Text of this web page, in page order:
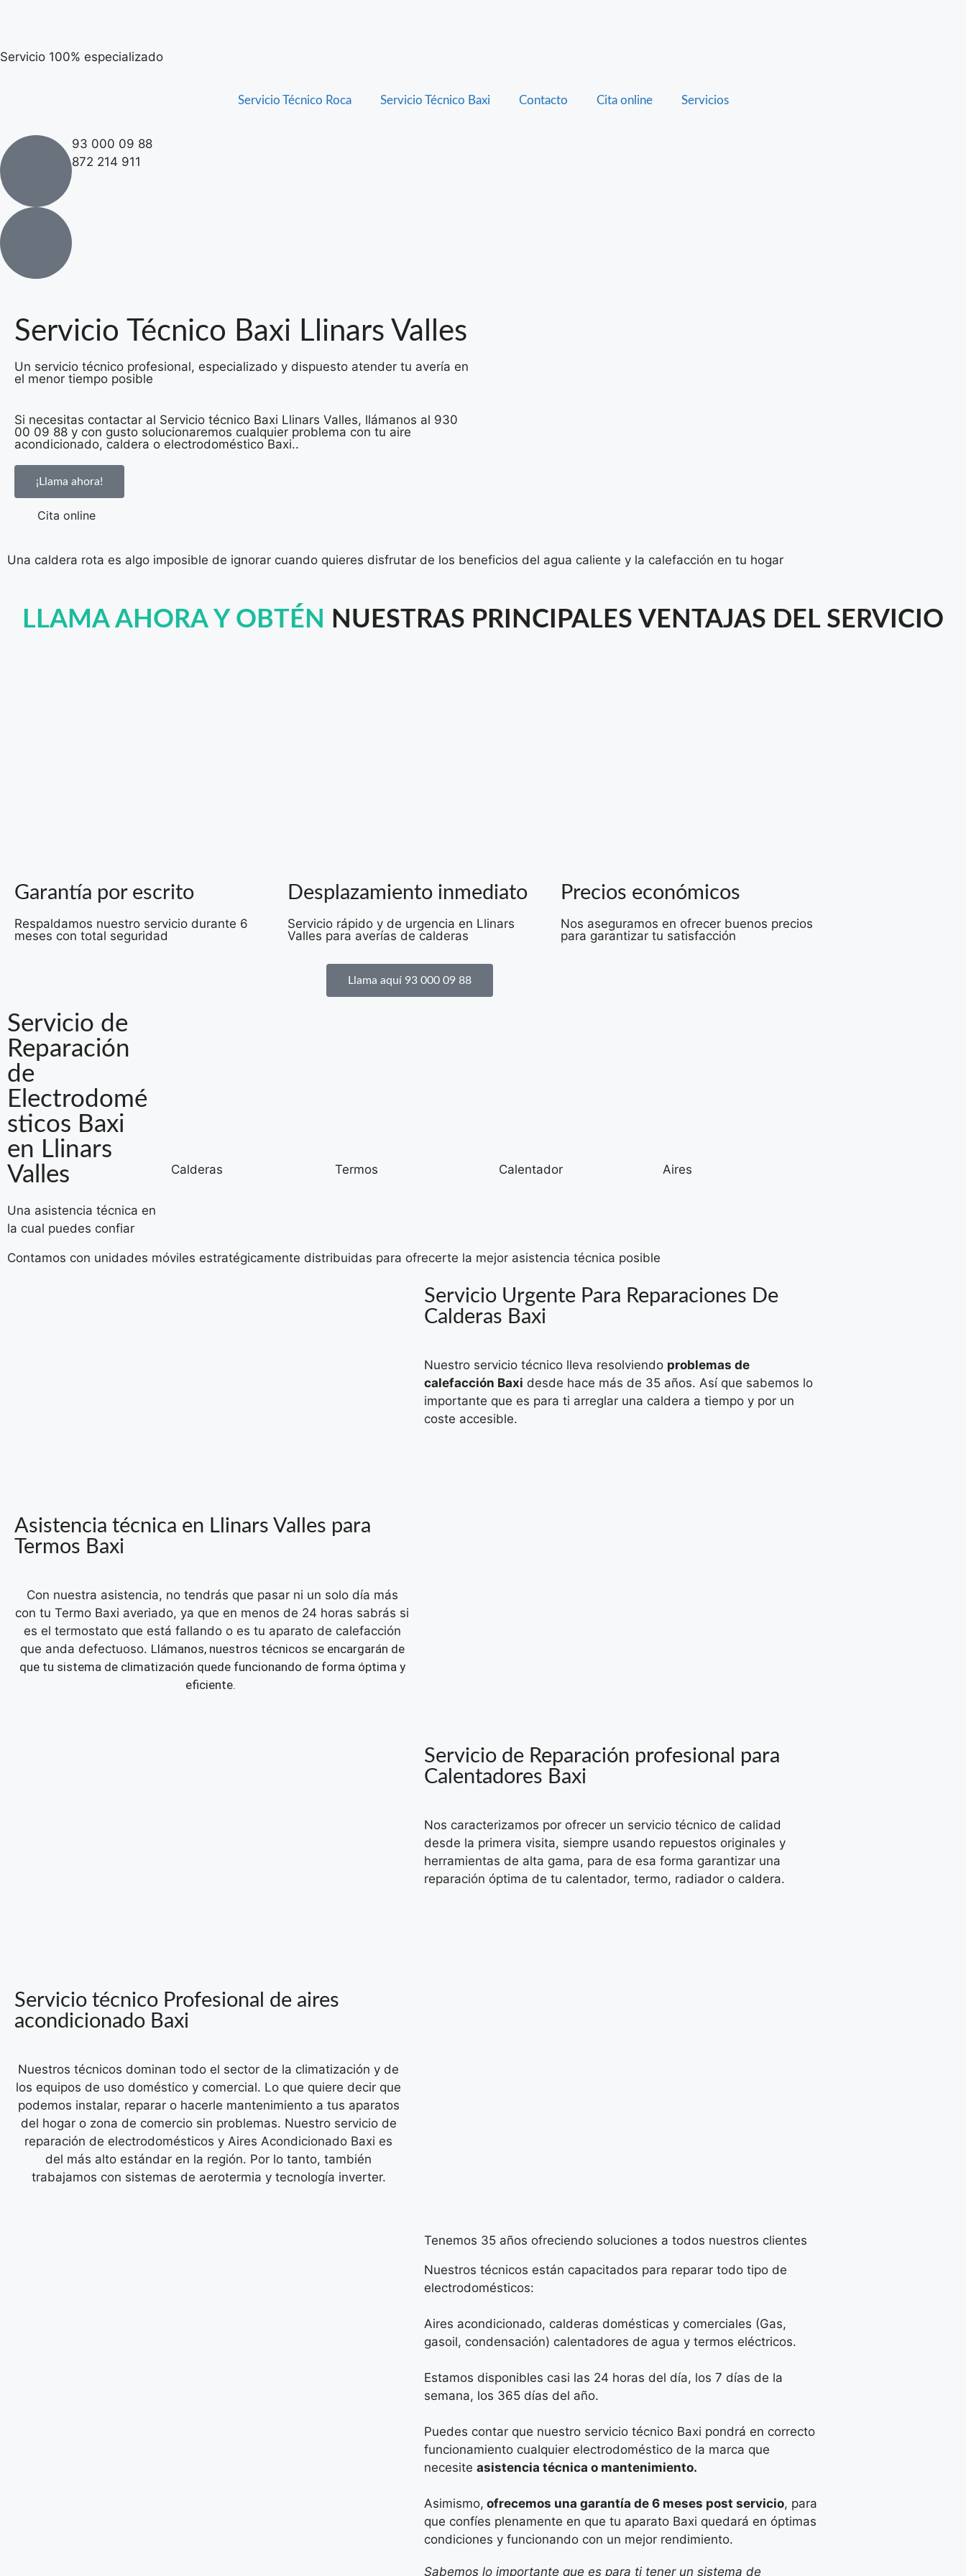
Servicio 100% especializado
Servicio Técnico Roca Servicio Técnico Baxi Contacto Cita online Servicios
93 000 09 88
872 214 911
Servicio Técnico Baxi Llinars Valles
Un servicio técnico profesional, especializado y dispuesto atender tu avería en
el menor tiempo posible
Si necesitas contactar al Servicio técnico Baxi Llinars Valles, llámanos al 930
00 09 88 y con gusto solucionaremos cualquier problema con tu aire
acondicionado, caldera o electrodoméstico Baxi..
¡Llama ahora!
Cita online
Una caldera rota es algo imposible de ignorar cuando quieres disfrutar de los beneficios del agua caliente y la calefacción en tu hogar
LLAMA AHORA Y OBTÉN NUESTRAS PRINCIPALES VENTAJAS DEL SERVICIO
Garantía por escrito
Respaldamos nuestro servicio durante 6
meses con total seguridad
Desplazamiento inmediato
Servicio rápido y de urgencia en Llinars
Valles para averías de calderas
Precios económicos
Nos aseguramos en ofrecer buenos precios
para garantizar tu satisfacción
Llama aquí 93 000 09 88
Servicio de
Reparación
de
Electrodomé
sticos Baxi
en Llinars
Valles
Una asistencia técnica en
la cual puedes confiar
Calderas Termos Calentador Aires
Contamos con unidades móviles estratégicamente distribuidas para ofrecerte la mejor asistencia técnica posible
Servicio Urgente Para Reparaciones De
Calderas Baxi
Nuestro servicio técnico lleva resolviendo problemas de
calefacción Baxi desde hace más de 35 años. Así que sabemos lo
importante que es para ti arreglar una caldera a tiempo y por un
coste accesible.
Asistencia técnica en Llinars Valles para
Termos Baxi
Con nuestra asistencia, no tendrás que pasar ni un solo día más
con tu Termo Baxi averiado, ya que en menos de 24 horas sabrás si
es el termostato que está fallando o es tu aparato de calefacción
que anda defectuoso. Llámanos, nuestros técnicos se encargarán de
que tu sistema de climatización quede funcionando de forma óptima y
eficiente.
Servicio de Reparación profesional para
Calentadores Baxi
Nos caracterizamos por ofrecer un servicio técnico de calidad
desde la primera visita, siempre usando repuestos originales y
herramientas de alta gama, para de esa forma garantizar una
reparación óptima de tu calentador, termo, radiador o caldera.
Servicio técnico Profesional de aires
acondicionado Baxi
Nuestros técnicos dominan todo el sector de la climatización y de
los equipos de uso doméstico y comercial. Lo que quiere decir que
podemos instalar, reparar o hacerle mantenimiento a tus aparatos
del hogar o zona de comercio sin problemas. Nuestro servicio de
reparación de electrodomésticos y Aires Acondicionado Baxi es
del más alto estándar en la región. Por lo tanto, también
trabajamos con sistemas de aerotermia y tecnología inverter.
Tenemos 35 años ofreciendo soluciones a todos nuestros clientes
Nuestros técnicos están capacitados para reparar todo tipo de
electrodomésticos:
Aires acondicionado, calderas domésticas y comerciales (Gas,
gasoil, condensación) calentadores de agua y termos eléctricos.
Estamos disponibles casi las 24 horas del día, los 7 días de la
semana, los 365 días del año.
Puedes contar que nuestro servicio técnico Baxi pondrá en correcto
funcionamiento cualquier electrodoméstico de la marca que
necesite asistencia técnica o mantenimiento.
Asimismo, ofrecemos una garantía de 6 meses post servicio, para
que confíes plenamente en que tu aparato Baxi quedará en óptimas
condiciones y funcionando con un mejor rendimiento.
Sabemos lo importante que es para ti tener un sistema de